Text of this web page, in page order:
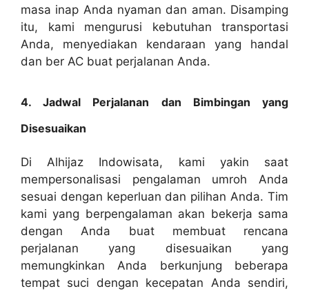
masa inap Anda nyaman dan aman. Disamping
itu, kami mengurusi kebutuhan transportasi
Anda, menyediakan kendaraan yang handal
dan ber AC buat perjalanan Anda.
4. Jadwal Perjalanan dan Bimbingan yang
Disesuaikan
Di Alhijaz Indowisata, kami yakin saat
mempersonalisasi pengalaman umroh Anda
sesuai dengan keperluan dan pilihan Anda. Tim
kami yang berpengalaman akan bekerja sama
dengan Anda buat membuat rencana
perjalanan yang disesuaikan yang
memungkinkan Anda berkunjung beberapa
tempat suci dengan kecepatan Anda sendiri,